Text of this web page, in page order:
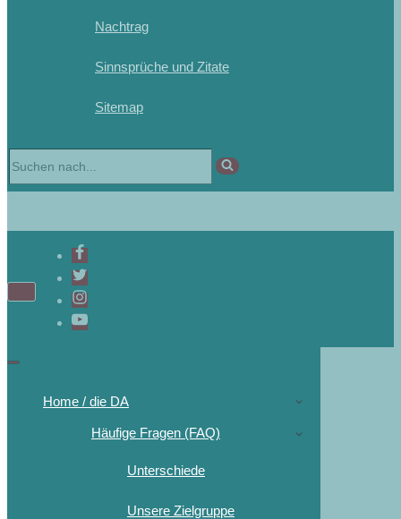
Nachtrag
Sinnsprüche und Zitate
Sitemap
Home / die DA
Häufige Fragen (FAQ)
Unterschiede
Unsere Zielgruppe